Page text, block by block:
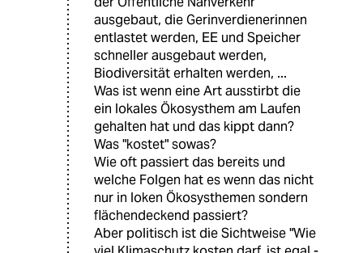
ausgebaut, die Gerinverdienerinnen
entlastet werden, EE und Speicher
schneller ausgebaut werden,
Biodiversität erhalten werden, ...
Was ist wenn eine Art ausstirbt die
ein lokales Ökosysthem am Laufen
gehalten hat und das kippt dann?
Was "kostet" sowas?
Wie oft passiert das bereits und
welche Folgen hat es wenn das nicht
nur in loken Ökosysthemen sondern
flächendeckend passiert?
Aber politisch ist die Sichtweise "Wie